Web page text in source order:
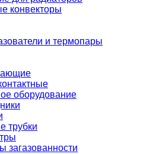
конвекторы
и термопары
оборудование
трубки
загазованности